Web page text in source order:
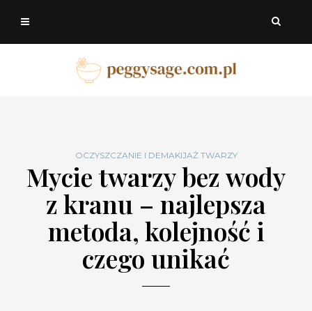
OCZYSZCZANIE I DEMAKIJAŻ TWARZY
Mycie twarzy bez wody
z kranu – najlepsza
metoda, kolejność i
czego unikać